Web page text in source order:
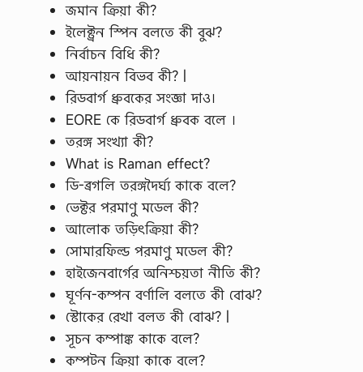
জমান ক্রিয়া কী?
ইলেক্ট্রন স্পিন বলতে কী বুঝ?
নির্বাচন বিধি কী?
আয়নায়ন বিভব কী? |
রিডবার্গ ধ্রুবকের সংজ্ঞা দাও।
EORE কে রিডবার্গ ধ্রুবক বলে ।
তরঙ্গ সংখ্যা কী?
What is Raman effect?
ডি-ব্রগলি তরঙ্গদৈর্ঘ্য কাকে বলে?
ভেক্টর পরমাণু মডেল কী?
আলোক তড়িৎক্রিয়া কী?
সোমারফিল্ড পরমাণু মডেল কী?
হাইজেনবার্গের অনিশ্চয়তা নীতি কী?
ঘূর্ণন-কম্পন বর্ণালি বলতে কী বোঝ?
স্টোকের রেখা বলত কী বোঝ? |
সূচন কম্পাঙ্ক কাকে বলে?
কম্পটন ক্রিয়া কাকে বলে?